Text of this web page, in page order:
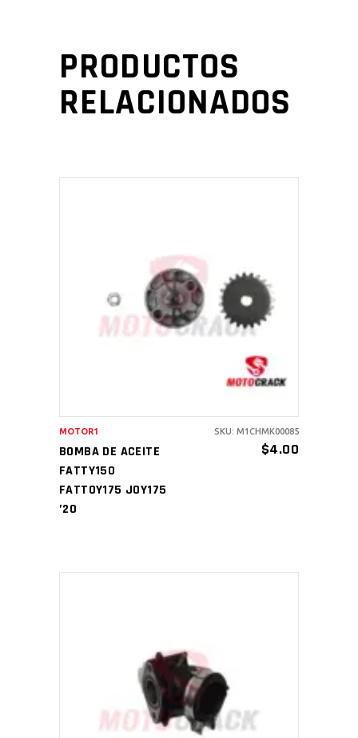
PRODUCTOS
RELACIONADOS
AÑADIR AL CARRITO
BOMBA DE ACEITE
FATTY150
FATT0Y175 JOY175
’20
$4.00
MOTOR1 SKU: M1CHMK00085
AÑADIR AL CARRITO